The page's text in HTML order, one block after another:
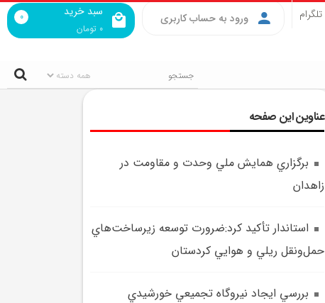
سبد خرید
0 تومان
0 ورود به حساب کاربری تلگرام
عناوین این صفحه
برگزاري همايش ملي وحدت و مقاومت در
زاهدان
استاندار تأکيد کرد:ضرورت توسعه زيرساخت‌هاي
حمل‌ونقل ريلي و هوايي کردستان
بررسي ايجاد نيروگاه تجميعي خورشيدي